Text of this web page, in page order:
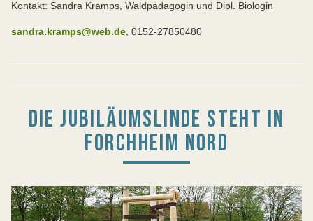
Kontakt: Sandra Kramps, Waldpädagogin und Dipl. Biologin
sandra.kramps@web.de , 0152-27850480
DIE JUBILÄUMSLINDE STEHT IN
FORCHHEIM NORD